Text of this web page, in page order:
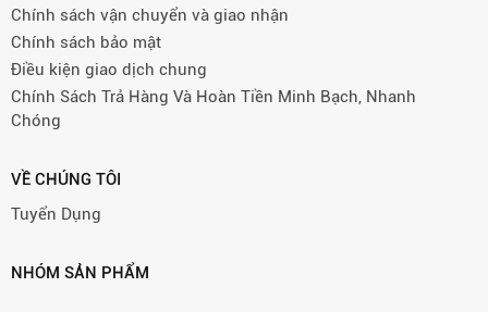
Chính sách vận chuyển và giao nhận
Chính sách bảo mật
Điều kiện giao dịch chung
Chính Sách Trả Hàng Và Hoàn Tiền Minh Bạch, Nhanh
Chóng
VỀ CHÚNG TÔI
Tuyển Dụng
NHÓM SẢN PHẨM